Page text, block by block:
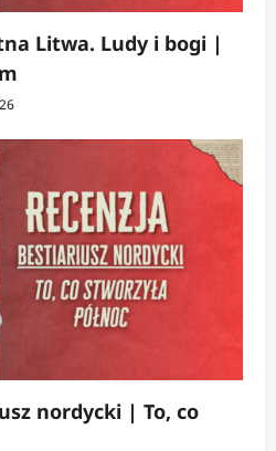
Litwa. Ludy i bogi |
nordycki | To, co